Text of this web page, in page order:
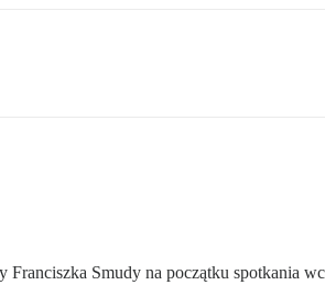
Smudy na początku spotkania